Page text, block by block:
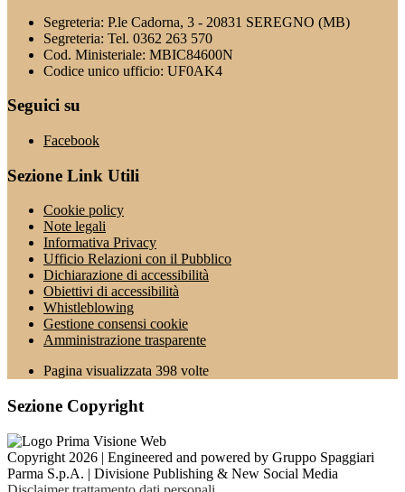
Segreteria: P.le Cadorna, 3 - 20831 SEREGNO (MB)
Segreteria: Tel. 0362 263 570
Cod. Ministeriale: MBIC84600N
Codice unico ufficio: UF0AK4
Seguici su
Facebook
Sezione Link Utili
Cookie policy
Note legali
Informativa Privacy
Ufficio Relazioni con il Pubblico
Dichiarazione di accessibilità
Obiettivi di accessibilità
Whistleblowing
Gestione consensi cookie
Amministrazione trasparente
Pagina visualizzata 398 volte
Sezione Copyright
Copyright 2026 | Engineered and powered by Gruppo Spaggiari
Parma S.p.A. | Divisione Publishing & New Social Media